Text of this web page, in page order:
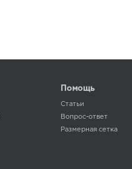
Помощь
Статьи
Вопрос-ответ
Размерная сетка